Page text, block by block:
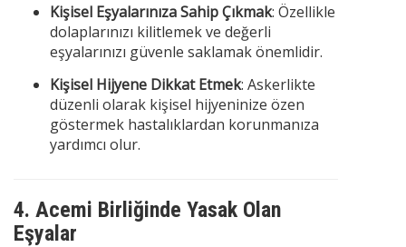
Kişisel Eşyalarınıza Sahip Çıkmak: Özellikle
dolaplarınızı kilitlemek ve değerli
eşyalarınızı güvenle saklamak önemlidir.
Kişisel Hijyene Dikkat Etmek: Askerlikte
düzenli olarak kişisel hijyeninize özen
göstermek hastalıklardan korunmanıza
yardımcı olur.
4. Acemi Birliğinde Yasak Olan
Eşyalar